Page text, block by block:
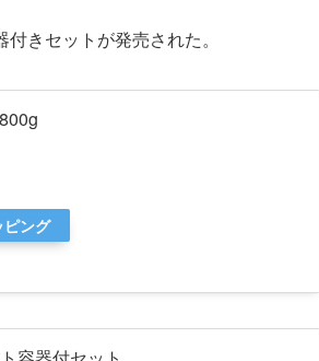
きセットが発売された。
ング